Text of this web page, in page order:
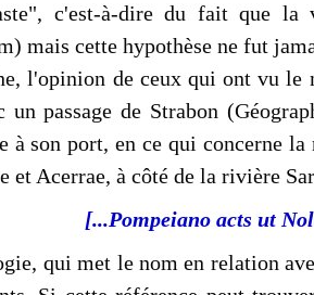
c'est-à-dire du fait que
mais cette hypothèse ne fut
l'opinion de ceux qui ont vu
passage de Strabon
à son port, en ce qui concerne
et Acerrae, à côté de la rivière
[...Pompeiano acts ut
qui met le nom en relation